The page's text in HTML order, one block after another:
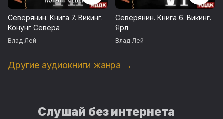
Северянин. Книга 7. Викинг.
Конунг Севера
Влад Лей
Северянин. Книга 6. Викинг.
Ярл
Влад Лей
Другие аудиокниги жанра →
Слушай без интернета